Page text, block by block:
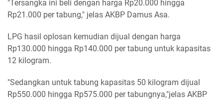
"Tersangka ini beli dengan harga Rp20.000 hingga
Rp21.000 per tabung," jelas AKBP Damus Asa.
LPG hasil oplosan kemudian dijual dengan harga
Rp130.000 hingga Rp140.000 per tabung untuk kapasitas
12 kilogram.
"Sedangkan untuk tabung kapasitas 50 kilogram dijual
Rp550.000 hingga Rp575.000 per tabungnya,"jelas AKBP